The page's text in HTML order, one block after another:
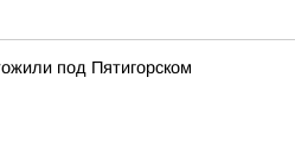
под Пятигорском